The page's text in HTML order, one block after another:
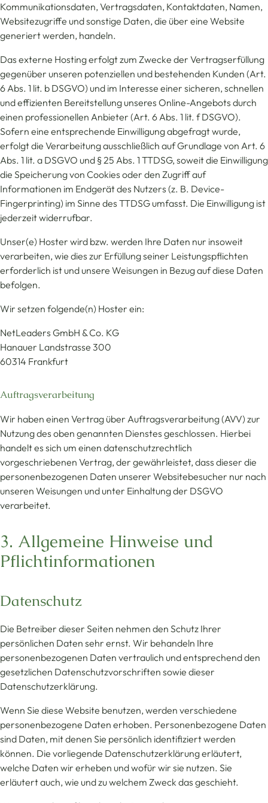
Kommunikationsdaten, Vertragsdaten, Kontaktdaten, Namen,
Websitezugriffe und sonstige Daten, die über eine Website
generiert werden, handeln.
Das externe Hosting erfolgt zum Zwecke der Vertragserfüllung
gegenüber unseren potenziellen und bestehenden Kunden (Art.
6 Abs. 1 lit. b DSGVO) und im Interesse einer sicheren, schnellen
und effizienten Bereitstellung unseres Online-Angebots durch
einen professionellen Anbieter (Art. 6 Abs. 1 lit. f DSGVO).
Sofern eine entsprechende Einwilligung abgefragt wurde,
erfolgt die Verarbeitung ausschließlich auf Grundlage von Art. 6
Abs. 1 lit. a DSGVO und § 25 Abs. 1 TTDSG, soweit die Einwilligung
die Speicherung von Cookies oder den Zugriff auf
Informationen im Endgerät des Nutzers (z. B. Device-
Fingerprinting) im Sinne des TTDSG umfasst. Die Einwilligung ist
jederzeit widerrufbar.
Unser(e) Hoster wird bzw. werden Ihre Daten nur insoweit
verarbeiten, wie dies zur Erfüllung seiner Leistungspflichten
erforderlich ist und unsere Weisungen in Bezug auf diese Daten
befolgen.
Wir setzen folgende(n) Hoster ein:
NetLeaders GmbH & Co. KG
Hanauer Landstrasse 300
60314 Frankfurt
Auftragsverarbeitung
Wir haben einen Vertrag über Auftragsverarbeitung (AVV) zur
Nutzung des oben genannten Dienstes geschlossen. Hierbei
handelt es sich um einen datenschutzrechtlich
vorgeschriebenen Vertrag, der gewährleistet, dass dieser die
personenbezogenen Daten unserer Websitebesucher nur nach
unseren Weisungen und unter Einhaltung der DSGVO
verarbeitet.
3. Allgemeine Hinweise und
Pflicht­informationen
Datenschutz
Die Betreiber dieser Seiten nehmen den Schutz Ihrer
persönlichen Daten sehr ernst. Wir behandeln Ihre
personenbezogenen Daten vertraulich und entsprechend den
gesetzlichen Datenschutzvorschriften sowie dieser
Datenschutzerklärung.
Wenn Sie diese Website benutzen, werden verschiedene
personenbezogene Daten erhoben. Personenbezogene Daten
sind Daten, mit denen Sie persönlich identifiziert werden
können. Die vorliegende Datenschutzerklärung erläutert,
welche Daten wir erheben und wofür wir sie nutzen. Sie
erläutert auch, wie und zu welchem Zweck das geschieht.